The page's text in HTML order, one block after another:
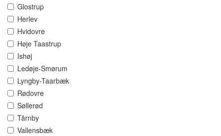
Glostrup
Herlev
Hvidovre
Høje Taastrup
Ishøj
Ledøje-Smørum
Lyngby-Taarbæk
Rødovre
Søllerød
Tårnby
Vallensbæk